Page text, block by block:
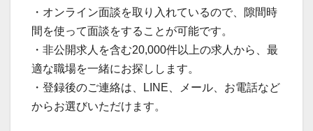
・オンライン面談を取り入れているので、隙間時
間を使って面談をすることが可能です。
・非公開求人を含む20,000件以上の求人から、最
適な職場を一緒にお探しします。
・登録後のご連絡は、LINE、メール、お電話など
からお選びいただけます。